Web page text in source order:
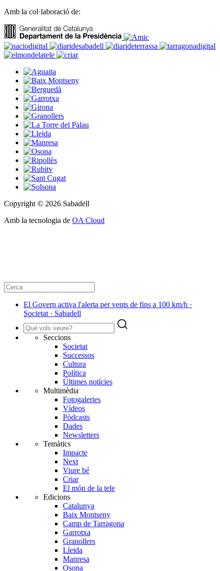
Amb la col·laboració de:
Copyright © 2026 Sabadell
Amb la tecnologia de OA Cloud
El Govern activa l'alerta per vents de fins a 100 km/h ·
Societat · Sabadell
Seccions
Societat
Successos
Cultura
Política
Últimes notícies
Multimèdia
Fotogaleries
Vídeos
Pòdcasts
Dades
Newsletters
Temàtics
Impacte
Next
Viure bé
Criar
El món de la tele
Edicions
Catalunya
Baix Montseny
Camp de Tarragona
Garrotxa
Granollers
Lleida
Manresa
Osona